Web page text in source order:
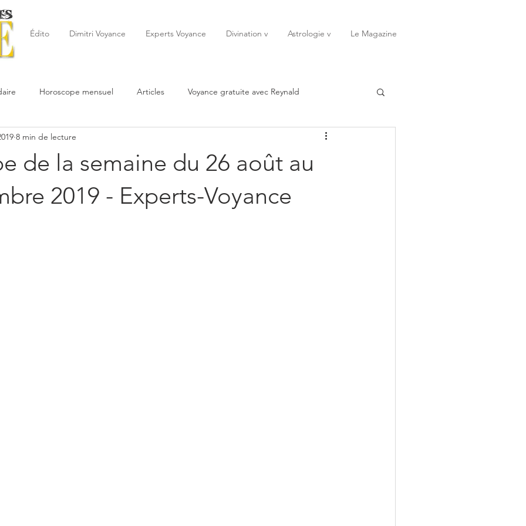
Édito Dimitri Voyance Experts Voyance Divination v Astrologie v Le Magazine
Horoscope mensuel Articles Voyance gratuite avec Reynald
de la semaine
Cartomancie Oracles Février Avril
de la semaine du 26 août au
2019 - Experts-Voyance
8 min de lecture